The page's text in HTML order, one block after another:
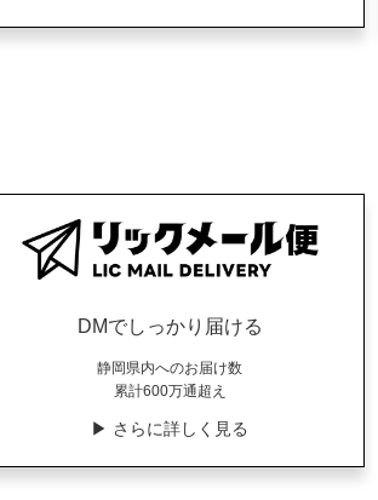
DMでしっかり届ける
静岡県内へのお届け数
累計600万通超え
▶︎ さらに詳しく見る